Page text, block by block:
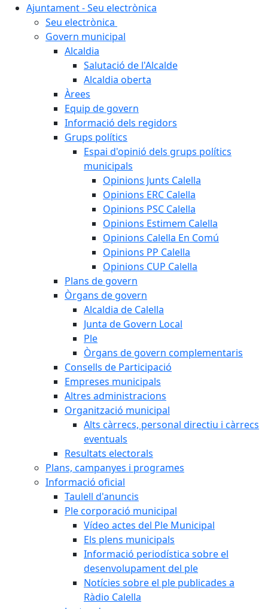
Ajuntament - Seu electrònica
Seu electrònica
Govern municipal
Alcaldia
Salutació de l'Alcalde
Alcaldia oberta
Àrees
Equip de govern
Informació dels regidors
Grups polítics
Espai d'opinió dels grups polítics
municipals
Opinions Junts Calella
Opinions ERC Calella
Opinions PSC Calella
Opinions Estimem Calella
Opinions Calella En Comú
Opinions PP Calella
Opinions CUP Calella
Plans de govern
Òrgans de govern
Alcaldia de Calella
Junta de Govern Local
Ple
Òrgans de govern complementaris
Consells de Participació
Empreses municipals
Altres administracions
Organització municipal
Alts càrrecs, personal directiu i càrrecs
eventuals
Resultats electorals
Plans, campanyes i programes
Informació oficial
Taulell d'anuncis
Ple corporació municipal
Vídeo actes del Ple Municipal
Els plens municipals
Informació periodística sobre el
desenvolupament del ple
Notícies sobre el ple publicades a
Ràdio Calella